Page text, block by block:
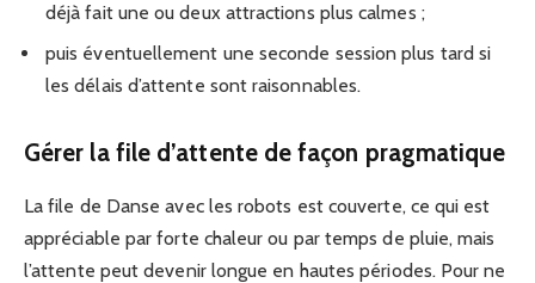
déjà fait une ou deux attractions plus calmes ;
puis éventuellement une seconde session plus tard si
les délais d’attente sont raisonnables.
Gérer la file d’attente de façon pragmatique
La file de Danse avec les robots est couverte, ce qui est
appréciable par forte chaleur ou par temps de pluie, mais
l’attente peut devenir longue en hautes périodes. Pour ne